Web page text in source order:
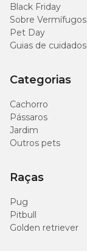
Black Friday
Sobre Vermífugos
Pet Day
Guias de cuidados
Categorias
Cachorro
Pássaros
Jardim
Outros pets
Raças
Pug
Pitbull
Golden retriever